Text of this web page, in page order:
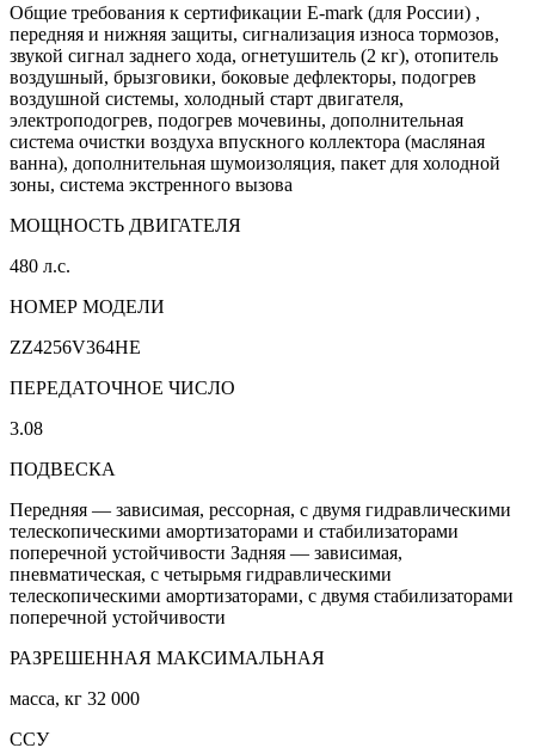
Общие требования к сертификации E-mark (для России) ,
передняя и нижняя защиты, сигнализация износа тормозов,
звукой сигнал заднего хода, огнетушитель (2 кг), отопитель
воздушный, брызговики, боковые дефлекторы, подогрев
воздушной системы, холодный старт двигателя,
электроподогрев, подогрев мочевины, дополнительная
система очистки воздуха впускного коллектора (масляная
ванна), дополнительная шумоизоляция, пакет для холодной
зоны, система экстренного вызова
МОЩНОСТЬ ДВИГАТЕЛЯ
480 л.с.
НОМЕР МОДЕЛИ
ZZ4256V364HE
ПЕРЕДАТОЧНОЕ ЧИСЛО
3.08
ПОДВЕСКА
Передняя — зависимая, рессорная, с двумя гидравлическими
телескопическими амортизаторами и стабилизаторами
поперечной устойчивости Задняя — зависимая,
пневматическая, с четырьмя гидравлическими
телескопическими амортизаторами, с двумя стабилизаторами
поперечной устойчивости
РАЗРЕШЕННАЯ МАКСИМАЛЬНАЯ
масса, кг 32 000
ССУ